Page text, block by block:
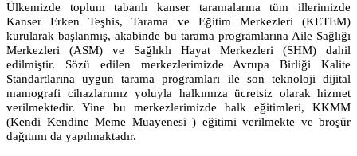
Ülkemizde toplum tabanlı kanser taramalarına tüm illerimizde
Kanser Erken Teşhis, Tarama ve Eğitim Merkezleri (KETEM)
kurularak başlanmış, akabinde bu tarama programlarına Aile Sağlığı
Merkezleri (ASM) ve Sağlıklı Hayat Merkezleri (SHM) dahil
edilmiştir. Sözü edilen merkezlerimizde Avrupa Birliği Kalite
Standartlarına uygun tarama programları ile son teknoloji dijital
mamografi cihazlarımız yoluyla halkımıza ücretsiz olarak hizmet
verilmektedir. Yine bu merkezlerimizde halk eğitimleri, KKMM
(Kendi Kendine Meme Muayenesi ) eğitimi verilmekte ve broşür
dağıtımı da yapılmaktadır.